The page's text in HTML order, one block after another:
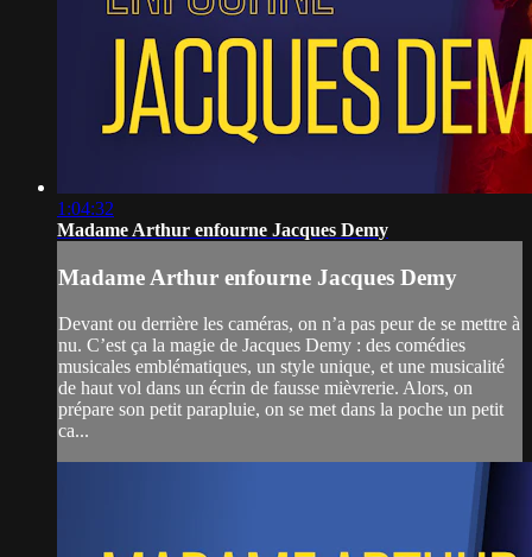
1:04:32
Madame Arthur enfourne Jacques Demy
Madame Arthur enfourne Jacques Demy
Devant ou derrière les caméras, on n’a pas peur de se mettre à
nu. C’est ça la magie de Jacques Demy : des comédies
musicales emblématiques, un style unique, et une musicalité
de haut vol dans un écrin de fausse mièvrerie. Alors, on
prépare son petit parapluie, on se met dans la poche un petit
ca...